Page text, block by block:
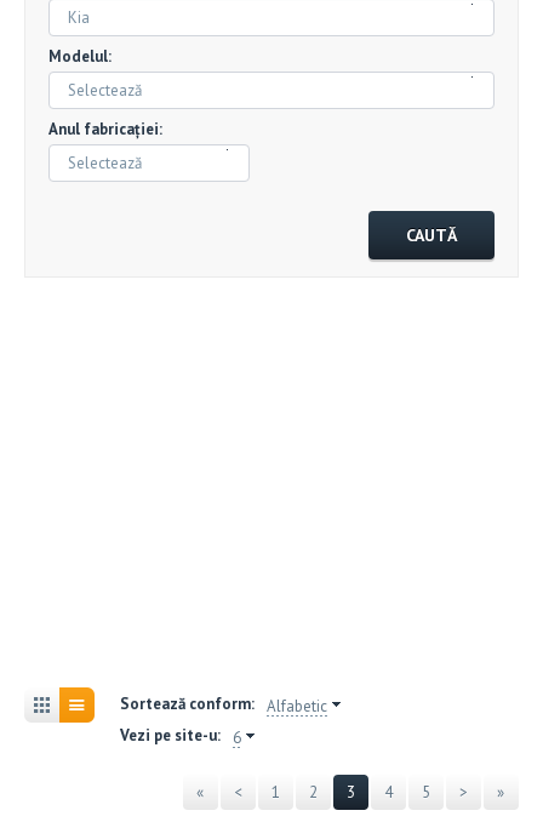
Kia
Modelul:
Selectează
Anul fabricației:
Selectează
Sortează conform: Alfabetic
Vezi pe site-u:
6
« < 1 2 3 4 5 > »